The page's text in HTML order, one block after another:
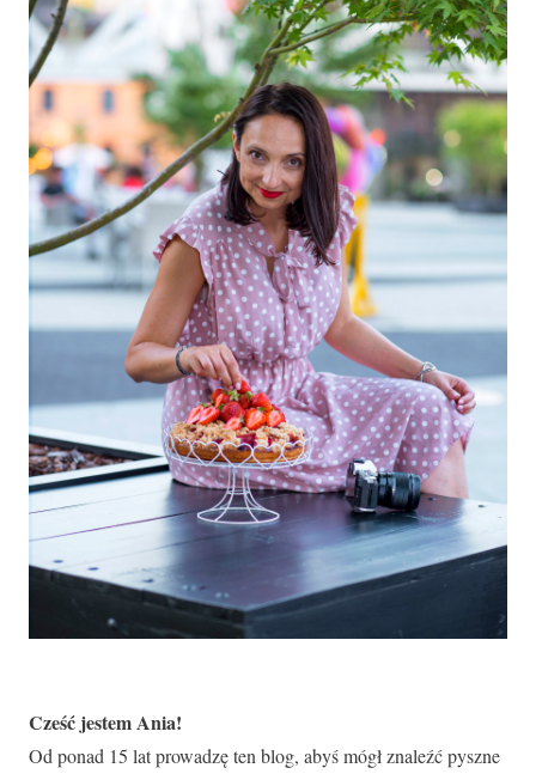
Cześć jestem Ania!
Od ponad 15 lat prowadzę ten blog, abyś mógł znaleźć pyszne